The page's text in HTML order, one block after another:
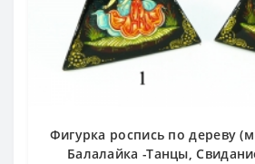
Фигурка роспись по дереву
Балалайка -Танцы,